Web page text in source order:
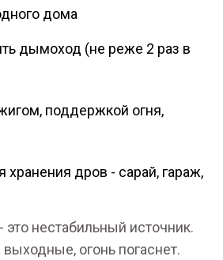
дома
дымоход (не реже 2 раз в
поддержкой огня,
хранения дров - сарай, гараж,
нестабильный источник.
огонь погаснет.